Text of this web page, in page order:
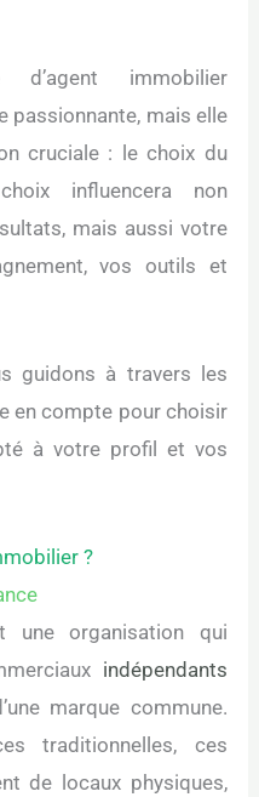
d’agent immobilier
passionnante, mais elle
cruciale : le choix du
influencera non
mais aussi votre
vos outils et
guidons à travers les
en compte pour choisir
à votre profil et vos
?
une organisation qui
indépendants
marque commune.
traditionnelles, ces
de locaux physiques,